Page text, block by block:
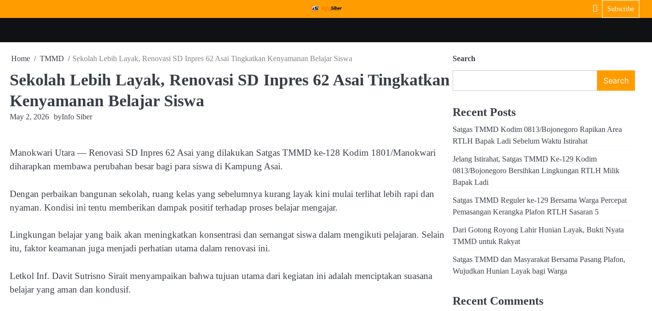
to
Subscribe
Home TMMD Sekolah Lebih Layak, Renovasi SD Inpres 62 Asai Tingkatkan Kenyamanan Belajar Siswa
Sekolah Lebih Layak, Renovasi SD Inpres 62 Asai Tingkatkan
Kenyamanan Belajar Siswa
May 2, 2026 byInfo Siber
Manokwari Utara — Renovasi SD Inpres 62 Asai yang dilakukan Satgas TMMD ke-128 Kodim 1801/Manokwari
diharapkan membawa perubahan besar bagi para siswa di Kampung Asai.
Dengan perbaikan bangunan sekolah, ruang kelas yang sebelumnya kurang layak kini mulai terlihat lebih rapi dan
nyaman. Kondisi ini tentu memberikan dampak positif terhadap proses belajar mengajar.
Lingkungan belajar yang baik akan meningkatkan konsentrasi dan semangat siswa dalam mengikuti pelajaran. Selain
itu, faktor keamanan juga menjadi perhatian utama dalam renovasi ini.
Letkol Inf. Davit Sutrisno Sirait menyampaikan bahwa tujuan utama dari kegiatan ini adalah menciptakan suasana
belajar yang aman dan kondusif.
Search
Search
Recent Posts
Satgas TMMD Kodim 0813/Bojonegoro Rapikan Area
RTLH Bapak Ladi Sebelum Waktu Istirahat
Jelang Istirahat, Satgas TMMD Ke-129 Kodim
0813/Bojonegoro Bersihkan Lingkungan RTLH Milik
Bapak Ladi
Satgas TMMD Reguler ke-129 Bersama Warga Percepat
Pemasangan Kerangka Plafon RTLH Sasaran 5
Dari Gotong Royong Lahir Hunian Layak, Bukti Nyata
TMMD untuk Rakyat
Satgas TMMD dan Masyarakat Bersama Pasang Plafon,
Wujudkan Hunian Layak bagi Warga
Recent Comments